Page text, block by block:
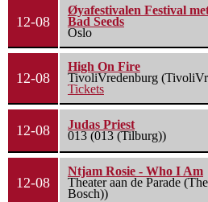
12-08
Øyafestivalen Festival
Bad Seeds
Oslo
12-08
High On Fire
TivoliVredenburg
Tickets
12-08
Judas Priest
013 (013 (Tilburg))
12-08
Ntjam Rosie - Who I Am
Theater aan de Parade
Bosch))